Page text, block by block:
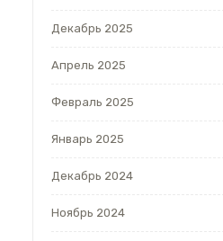
Декабрь 2025
Апрель 2025
Февраль 2025
Январь 2025
Декабрь 2024
Ноябрь 2024